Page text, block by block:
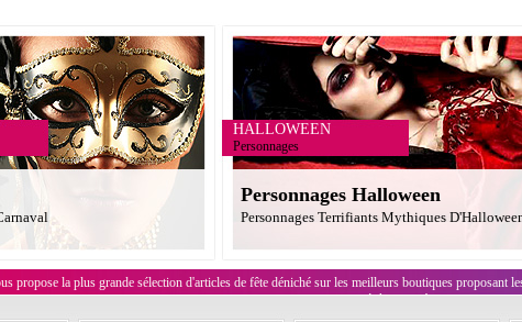
HALLOWEEN
Personnages
Personnages Halloween
Personnages Terrifiants Mythiques
propose la plus grande sélection d'articles de fête déniché sur les meilleurs boutiques proposant
évènement !